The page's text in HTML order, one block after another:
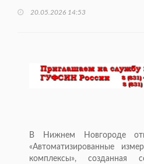
20.05.2026 14:53
В Нижнем Новгороде
«Автоматизированные
комплексы», созданная